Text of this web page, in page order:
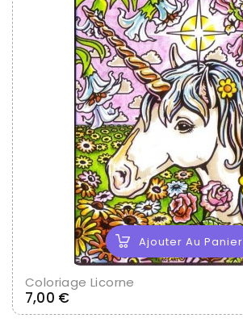
Ajouter Au Panier
Coloriage Licorne
7,00 €Prix